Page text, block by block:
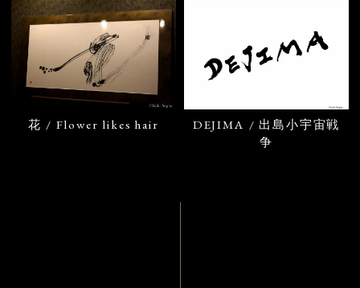
花 / Flower likes hair
DEJIMA / 出島小宇宙戦
争